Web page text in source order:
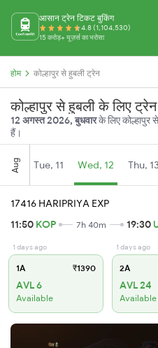
आसान ट्रेन टिकट बुकिंग
4.8 (1,104,530)
15 करोड़+ यूज़र्स का भरोसा
होम कोल्हापुर से हुबली ट्रेन
कोल्हापुर से हुबली के लिए ट्रेन
12 अगस्त 2026, बुधवारके लिए कोल्हापुर
हैं।
Aug Tue, 11 Wed, 12 Thu, 13
17416 HARIPRIYA EXP
11:50 KOP 7h 40m 19:30
1 days ago
1A ₹1390
AVL 6
Available
1 days ago
2A
AVL 24
Available